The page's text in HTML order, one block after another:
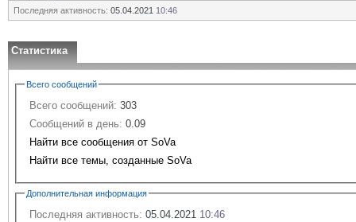
Последняя активность: 05.04.2021 10:46
Статистика
Всего сообщений
Всего сообщений: 303
Сообщений в день: 0.09
Найти все сообщения от SoVa
Найти все темы, созданные SoVa
Дополнительная информация
Последняя активность: 05.04.2021 10:46